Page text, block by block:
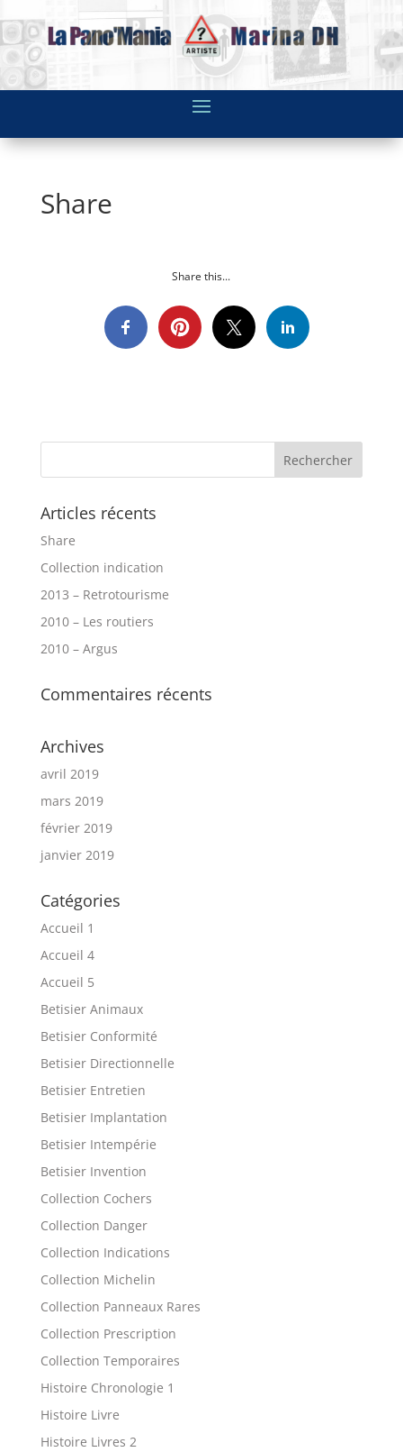
Share
Share this...
Articles récents
Share
Collection indication
2013 – Retrotourisme
2010 – Les routiers
2010 – Argus
Commentaires récents
Archives
avril 2019
mars 2019
février 2019
janvier 2019
Catégories
Accueil 1
Accueil 4
Accueil 5
Betisier Animaux
Betisier Conformité
Betisier Directionnelle
Betisier Entretien
Betisier Implantation
Betisier Intempérie
Betisier Invention
Collection Cochers
Collection Danger
Collection Indications
Collection Michelin
Collection Panneaux Rares
Collection Prescription
Collection Temporaires
Histoire Chronologie 1
Histoire Livre
Histoire Livres 2